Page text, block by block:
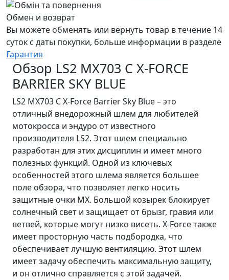
Обмен и возврат
Вы можете обменять или вернуть товар в течение 14
суток с даты покупки, больше информации в разделе
Гарантия
Обзор LS2 MX703 C X-FORCE
BARRIER SKY BLUE
LS2 MX703 C X-Force Barrier Sky Blue – это
отличный внедорожный шлем для любителей
мотокросса и эндуро от известного
производителя LS2. Этот шлем специально
разработан для этих дисциплин и имеет много
полезных функций. Одной из ключевых
особенностей этого шлема является большее
поле обзора, что позволяет легко носить
защитные очки MX. Большой козырек блокирует
солнечный свет и защищает от брызг, гравия или
ветвей, которые могут низко висеть. X-Force также
имеет просторную часть подбородка, что
обеспечивает лучшую вентиляцию. Этот шлем
имеет задачу обеспечить максимальную защиту,
и он отлично справляется с этой задачей.